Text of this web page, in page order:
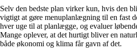
Selv den bedste plan virker kun, hvis den
vigtigt at gøre menuplanlægning til en fast
hver uge til at planlægge, og evaluer
Mange oplever, at det hurtigt bliver en
både økonomi og klima får gavn af det.